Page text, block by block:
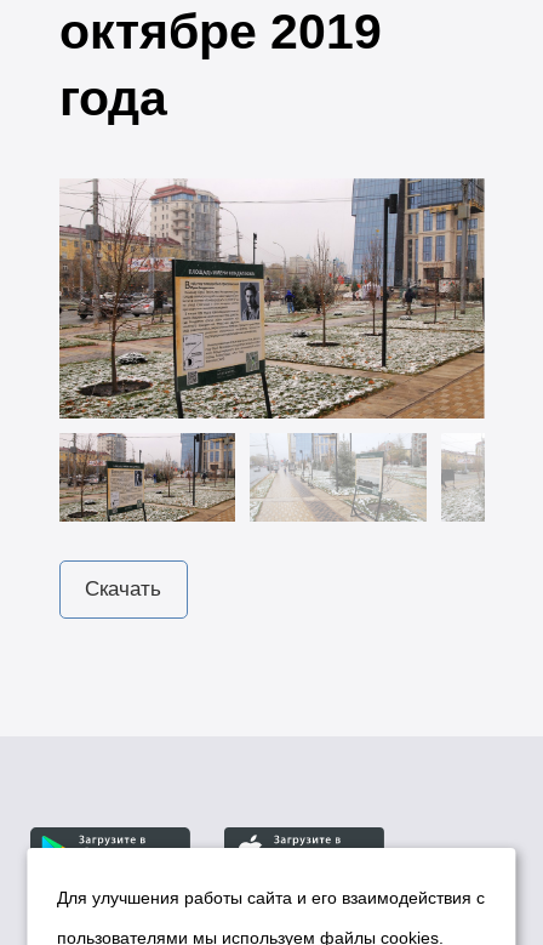
октябре 2019
года
Скачать
Для улучшения работы сайта и его взаимодействия с
пользователями мы используем файлы cookies.